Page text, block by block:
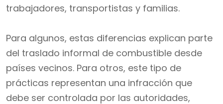
trabajadores, transportistas y familias.
Para algunos, estas diferencias explican parte
del traslado informal de combustible desde
países vecinos. Para otros, este tipo de
prácticas representan una infracción que
debe ser controlada por las autoridades,